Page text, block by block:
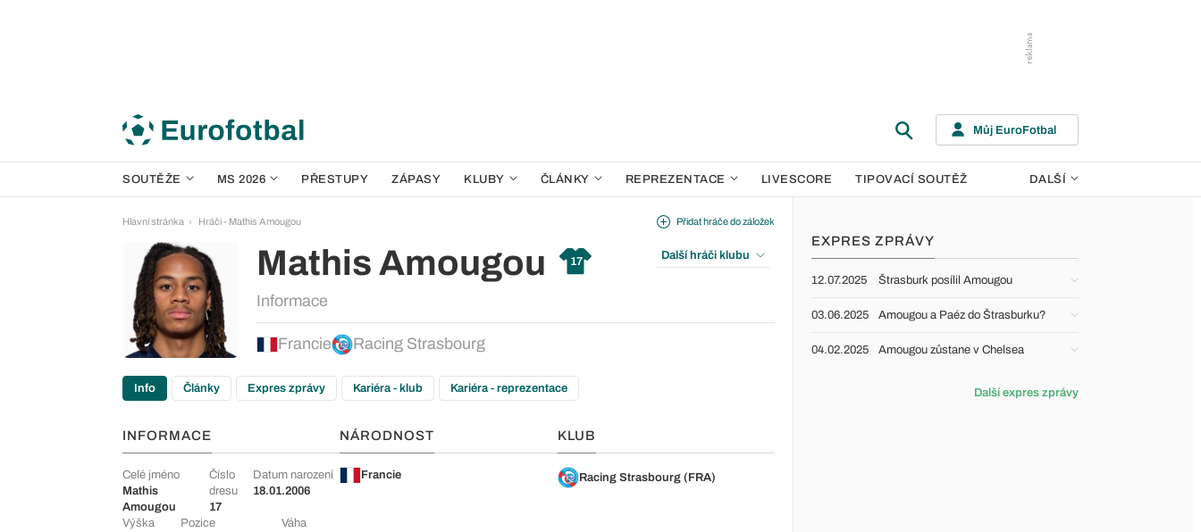
Můj EuroFotbal
SOUTĚŽE MS 2026 PŘESTUPY ZÁPASY KLUBY ČLÁNKY REPREZENTACE LIVESCORE TIPOVACÍ SOUTĚŽ DALŠÍ
Hlavní stránka Hráči - Mathis Amougou
Mathis Amougou 17
Informace
Francie Racing Strasbourg
Přidat hráče do záložek
Další hráči klubu
Info Články Expres zprávy Kariéra - klub Kariéra - reprezentace
INFORMACE
Celé jméno
Mathis
Amougou
Číslo
dresu
17
Datum narození
18.01.2006
Výška
Pozice
Váha
NÁRODNOST
Francie
KLUB
Racing Strasbourg (FRA)
EXPRES ZPRÁVY
12.07.2025 Štrasburk posílil Amougou
03.06.2025 Amougou a Paéz do Štrasburku?
04.02.2025 Amougou zůstane v Chelsea
Další expres zprávy